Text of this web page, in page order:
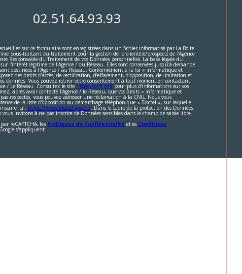
02.51.64.93.93
sur ce formulaire sont enregistrées dans un fichier informatisé par La Boite
Sous-traitant du traitement pour la gestion de la clientèle/prospects de l'Agence
Responsable du Traitement de vos Données personnelles. La base légale du
l'intérêt légitime de l'Agence / du Réseau. Elles sont conservées jusqu'à demande
destinées à l'Agence / au Réseau. Conformément à la loi « informatique et
des droits d’accès, de rectification, d’effacement, d’opposition, de limitation et
données. Vous pouvez retirer votre consentement à tout moment en contactant
/ Le Réseau. Consultez le site https://cnil.fr/frpour plus d’informations sur vos
après avoir contacté l'Agence / le Réseau, que vos droits « Informatique et
respectés, vous pouvez adresser une réclamation à la CNIL. Nous vous
de la liste d'opposition au démarchage téléphonique « Bloctel », sur laquelle
ici : https://www.bloctel.gouv.fr. Dans le cadre de la protection des Données
vous invitons à ne pas inscrire de Données sensibles dans le champ de saisie libre.
reCAPTCHA, les Politiques de Confidentialité et es Conditions
s'appliquent.